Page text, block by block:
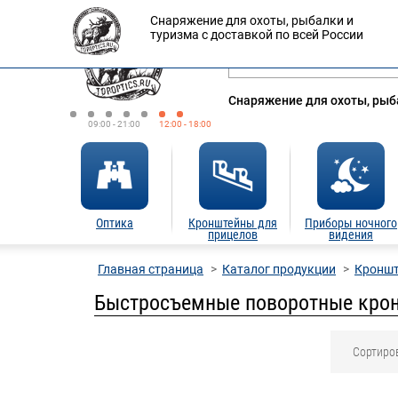
09:00 - 21:00 12:00 - 18:00
Оплата Доставка
Снаряжение для охоты,
Оптика
Кронштейны для
прицелов
Приборы ночного
видения
Снаряжение для охоты, рыбалки и
туризма с доставкой по всей России
Главная страница Каталог продукции
Быстросъемные поворотные